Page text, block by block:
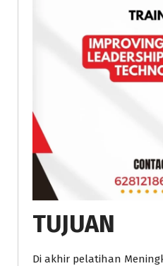
TUJUAN
Di akhir pelatihan